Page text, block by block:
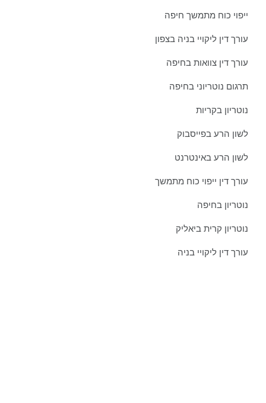
ייפוי כוח מתמשך חיפה
עורך דין ליקויי בניה בצפון
עורך דין צוואות בחיפה
תרגום נוטריוני בחיפה
נוטריון בקריות
לשון הרע בפייסבוק
לשון הרע באינטרנט
עורך דין ייפוי כוח מתמשך
נוטריון בחיפה
נוטריון קרית ביאליק
עורך דין ליקויי בניה